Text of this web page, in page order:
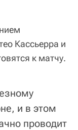
Кассьерра и
к матчу.
и в этом
проводит